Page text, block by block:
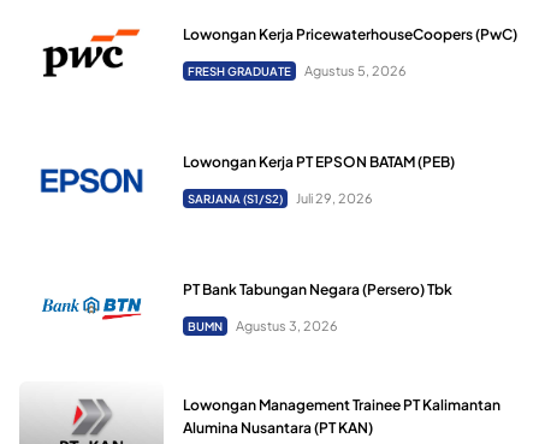
Lowongan Kerja PricewaterhouseCoopers (PwC)
FRESH GRADUATE Agustus 5, 2026
Lowongan Kerja PT EPSON BATAM (PEB)
SARJANA (S1/S2) Juli 29, 2026
PT Bank Tabungan Negara (Persero) Tbk
BUMN Agustus 3, 2026
Lowongan Management Trainee PT Kalimantan
Alumina Nusantara (PT KAN)